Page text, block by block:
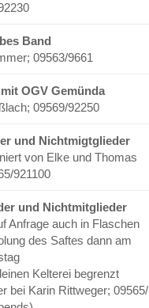
Band
09563/9661
OGV Gemünda
09569/92250
und Nichtmigtglieder
von Elke und Thomas
921100
und Nichtmitglieder
Anfrage auch in Flaschen
des Saftes dann am
Kelterei begrenzt
bei Karin Rittweger; 09565/